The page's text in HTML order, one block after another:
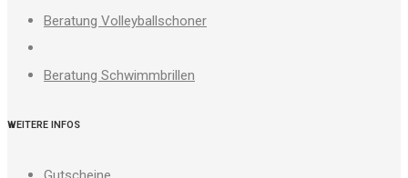
Beratung Volleyballschoner
Beratung Schwimmbrillen
WEITERE INFOS